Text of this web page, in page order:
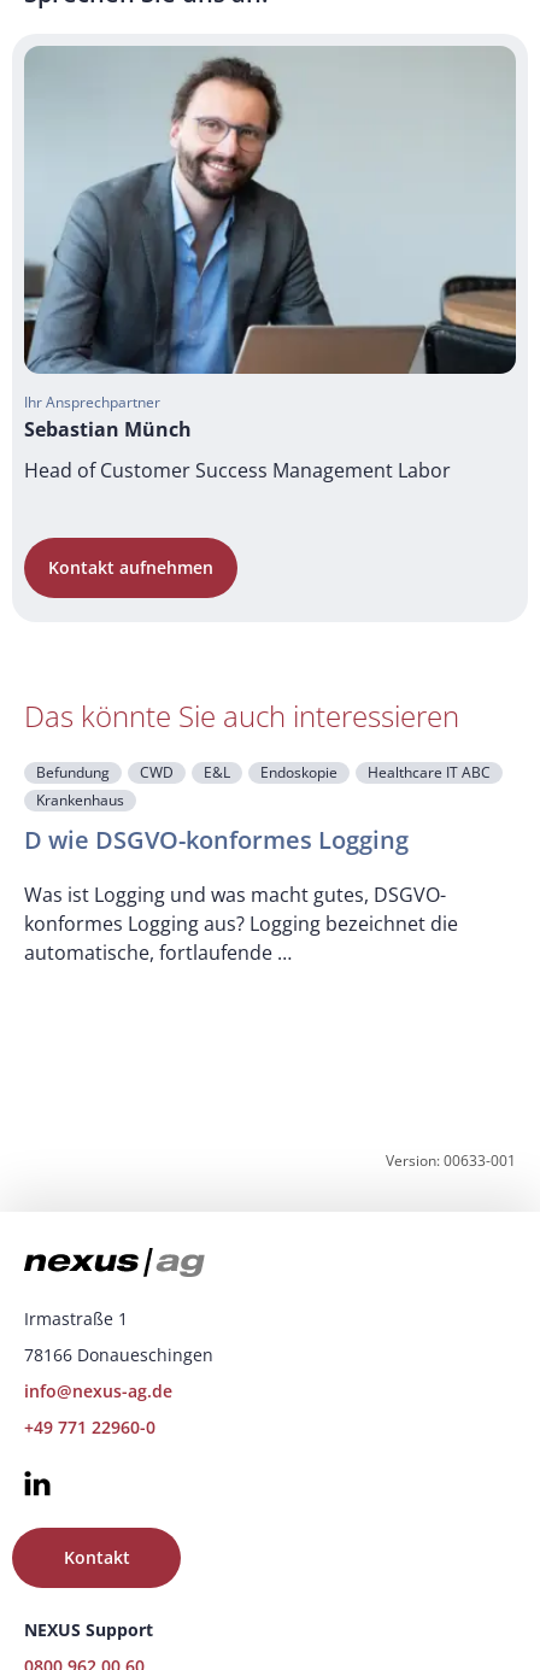
Ihr Ansprechpartner
Sebastian Münch
Head of Customer Success Management Labor
Kontakt aufnehmen
Das könnte Sie auch interessieren
Befundung CWD E&L Endoskopie
Healthcare IT ABC
Krankenhaus
D wie DSGVO-konformes Logging
Was ist Logging und was macht gutes, DSGVO-
konformes Logging aus? Logging bezeichnet die
automatische, fortlaufende …
Version: 00633-001
Irmastraße 1
78166 Donaueschingen
info@nexus-ag.de
+49 771 22960-0
NEXUS Support
Kontakt